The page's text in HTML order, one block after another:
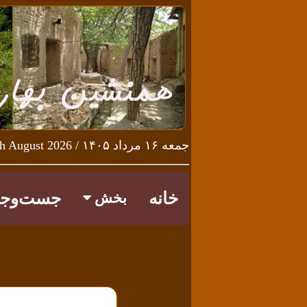
جمعه ۱۶ مرداد ۱۴۰۵ / Friday 7th August 2026
خانه بخش